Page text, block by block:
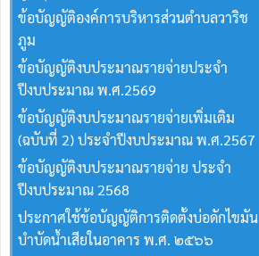
ข้อบัญญัติองค์การบริหารส่วนตำบลวาริช
ภูม
ข้อบัญญัติงบประมาณรายจ่ายประจำ
ปีงบประมาณ พ.ศ.2569
ข้อบัญญัติงบประมาณรายจ่ายเพิ่มเติม
(ฉบับที่ 2) ประจำปีงบประมาณ พ.ศ.2567
ข้อบัญญัติงบประมาณรายจ่าย ประจำ
ปีงบประมาณ 2568
ประกาศใช้ข้อบัญญัติการติดตั้งบ่อดักไขมัน
บำบัดน้ำเสียในอาคาร พ.ศ. ๒๕๖๖